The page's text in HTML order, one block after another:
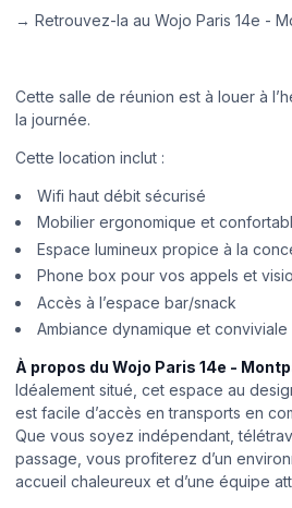
→ Retrouvez-la au Wojo Paris 14e -
Cette salle de réunion est à louer à
la journée.
Cette location inclut :
Wifi haut débit sécurisé
Mobilier ergonomique et
Espace lumineux propice à la
Phone box pour vos appels et
Accès à l’espace bar/snack
Ambiance dynamique et conviviale
À propos du Wojo Paris 14e -
Idéalement situé, cet espace au
est facile d’accès en transports en
Que vous soyez indépendant,
passage, vous profiterez d’un
accueil chaleureux et d’une équipe